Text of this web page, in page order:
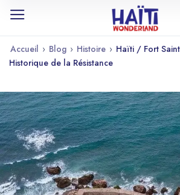
Accueil › Blog › Histoire › Haïti / Fort
Historique de la Résistance